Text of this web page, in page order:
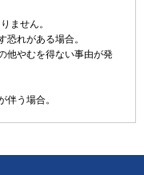
ません。
れがある場合。
他やむを得ない事由が発
伴う場合。